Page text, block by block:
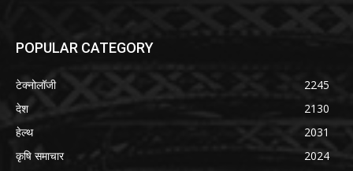
POPULAR CATEGORY
टेक्नोलॉजी
2245
देश
2130
हेल्थ
2031
कृषि समाचार
2024